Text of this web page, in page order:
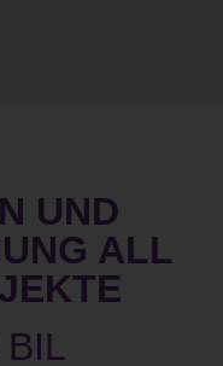
UND
ALL